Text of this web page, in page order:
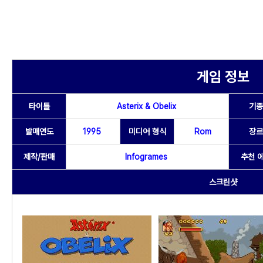
게임 정보
타이틀 Asterix & Obelix 기종
발매연도 1995 미디어 형식 Rom 장르
제작/판매 Infogrames 추천
스크린샷